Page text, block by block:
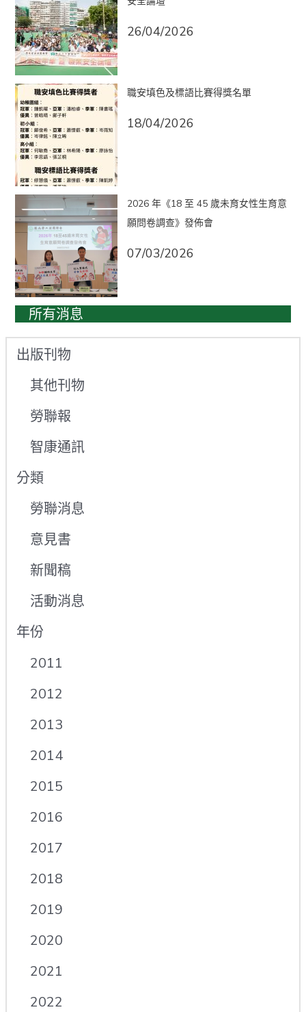
26/04/2026
職安填色及標語比賽得獎名單
18/04/2026
2026 年《18 至 45 歲未育女性生育意
願問卷調查》發佈會
07/03/2026
所有消息
出版刊物
其他刊物
勞聯報
智康通訊
分類
勞聯消息
意見書
新聞稿
活動消息
年份
2011
2012
2013
2014
2015
2016
2017
2018
2019
2020
2021
2022